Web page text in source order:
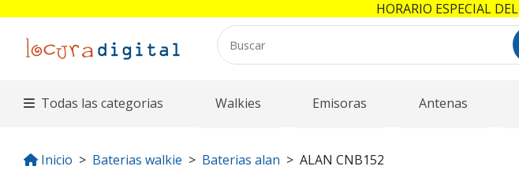
Todas las categorias Walkies Emisoras Antenas
Inicio Baterias walkie Baterias alan ALAN CNB152
HORARIO ESPECIAL DEL